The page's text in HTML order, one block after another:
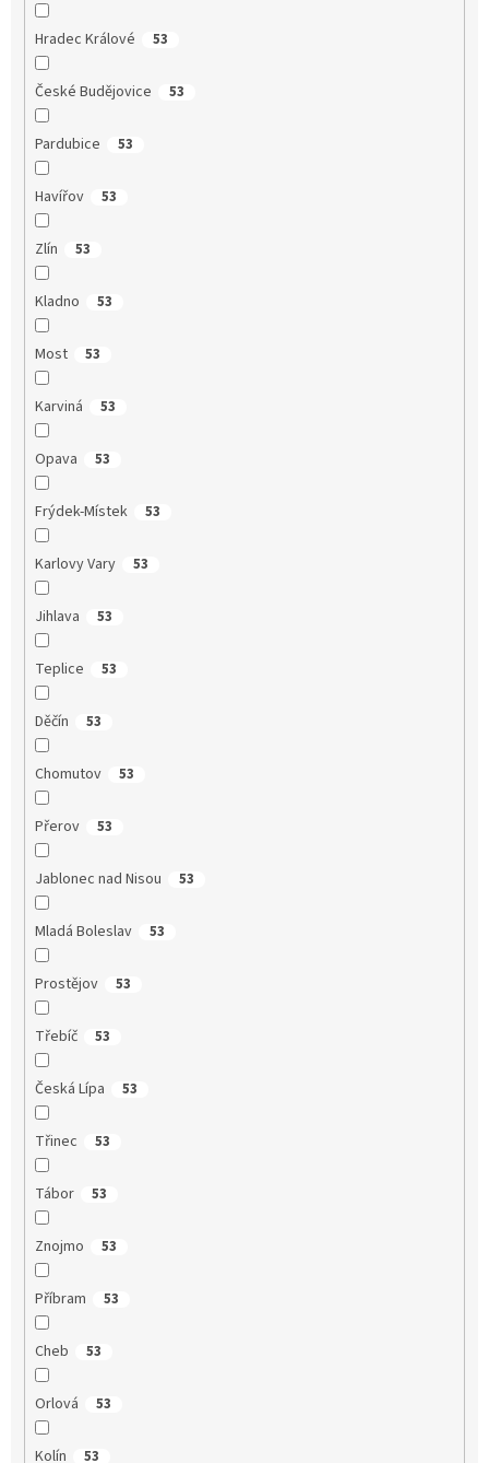
Hradec Králové 53
České Budějovice 53
Pardubice 53
Havířov 53
Zlín 53
Kladno 53
Most 53
Karviná 53
Opava 53
Frýdek-Místek 53
Karlovy Vary 53
Jihlava 53
Teplice 53
Děčín 53
Chomutov 53
Přerov 53
Jablonec nad Nisou 53
Mladá Boleslav 53
Prostějov 53
Třebíč 53
Česká Lípa 53
Třinec 53
Tábor 53
Znojmo 53
Příbram 53
Cheb 53
Orlová 53
Kolín 53